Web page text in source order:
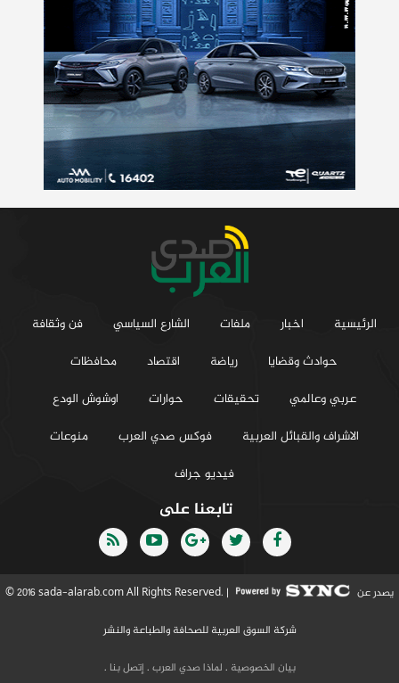
الرئيسية اخبار ملفات الشارع السياسي
فن وثقافة
حوادث وقضايا
رياضة اقتصاد
محافظات
عربي وعالمي
تحقيقات حوارات
اوشوش الودع
الاشراف والقبائل العربية
فوكس صدي العرب
منوعات
فيديو جراف
تابعنا على
© 2016 sada-alarab.com All Rights Reserved. | يصدر عن
شركة السوق العربية للصحافة والطباعة والنشر
بيان الخصوصية . لماذا صدي العرب .إتصل بنا .